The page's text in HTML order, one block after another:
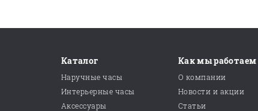
Каталог
Наручные часы
Интерьерные часы
Аксессуары
Как мы работаем
О компании
Новости и акции
Статьи